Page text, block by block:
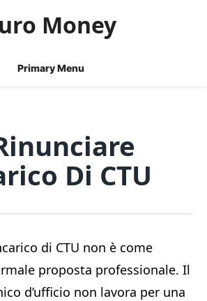
Money
Primary Menu
Di CTU
di CTU non è come
proposta professionale. Il
d’ufficio non lavora per una